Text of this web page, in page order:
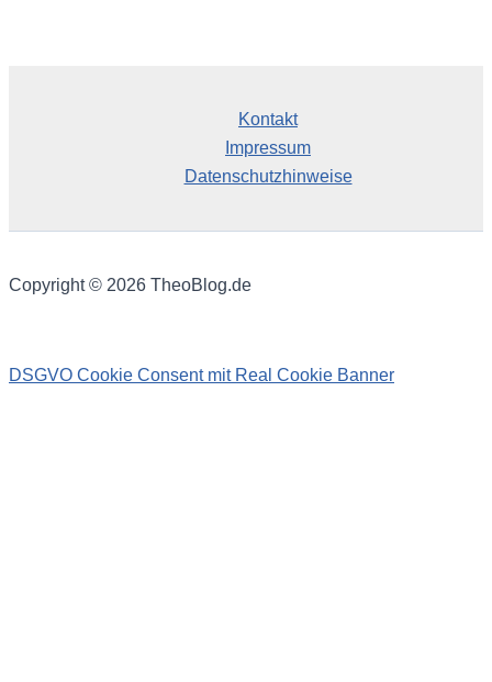
Kontakt
Impressum
Datenschutzhinweise
Copyright © 2026 TheoBlog.de
DSGVO Cookie Consent mit Real Cookie Banner